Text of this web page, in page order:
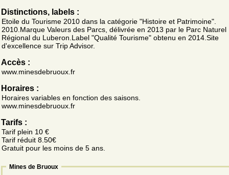
Distinctions, labels :
Etoile du Tourisme 2010 dans la catégorie "Histoire et Patrimoine".
2010.Marque Valeurs des Parcs, délivrée en 2013 par le Parc Naturel
Régional du Luberon.Label "Qualité Tourisme" obtenu en 2014.Site
d'excellence sur Trip Advisor.
Accès :
www.minesdebruoux.fr
Horaires :
Horaires variables en fonction des saisons.
www.minesdebruoux.fr
Tarifs :
Tarif plein 10 €
Tarif réduit 8.50€
Gratuit pour les moins de 5 ans.
Mines de Bruoux